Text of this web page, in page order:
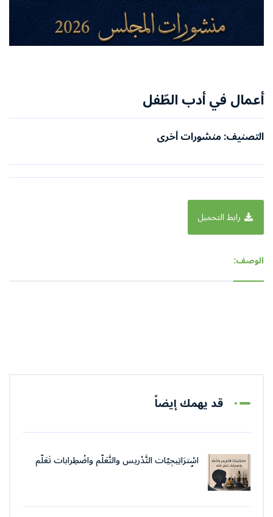
أعمال في أدب الطّفل
التصنيف: منشورات أخرى
رابط التحميل
الوصف:
قد يهمك إيضاً
اسْترَاتِيجِيّات التَّدْريس والتَّعَلُّم واضْطِرابات تَعَلُّم